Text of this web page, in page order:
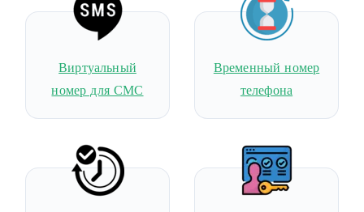
Виртуальный
номер для СМС
Временный номер
телефона